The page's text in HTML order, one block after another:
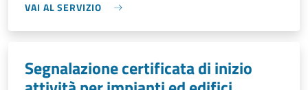
VAI AL SERVIZIO
Segnalazione certificata di inizio